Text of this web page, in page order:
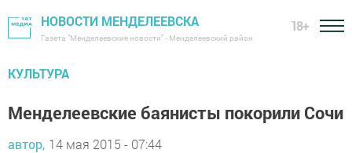
НОВОСТИ МЕНДЕЛЕЕВСКА
Газета "Менделеевские новости" - Менделеевский район
18+
КУЛЬТУРА
Менделеевские баянисты покорили Сочи
автор, 14 мая 2015 - 07:44